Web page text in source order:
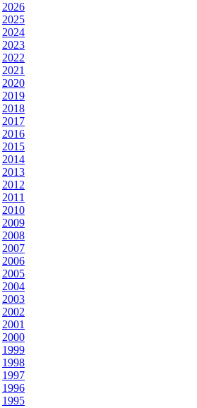
2026
2025
2024
2023
2022
2021
2020
2019
2018
2017
2016
2015
2014
2013
2012
2011
2010
2009
2008
2007
2006
2005
2004
2003
2002
2001
2000
1999
1998
1997
1996
1995